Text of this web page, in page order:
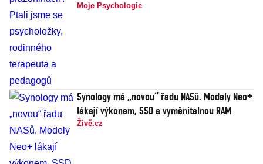
Moje Psychologie
Synology má „novou“ řadu NASů. Modely Neo+
lákají výkonem, SSD a vyměnitelnou RAM
Živě.cz